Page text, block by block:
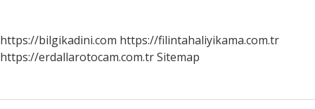
https://bilgikadini.com https://filintahaliyikama.com.tr
https://erdallarotocam.com.trSitemap